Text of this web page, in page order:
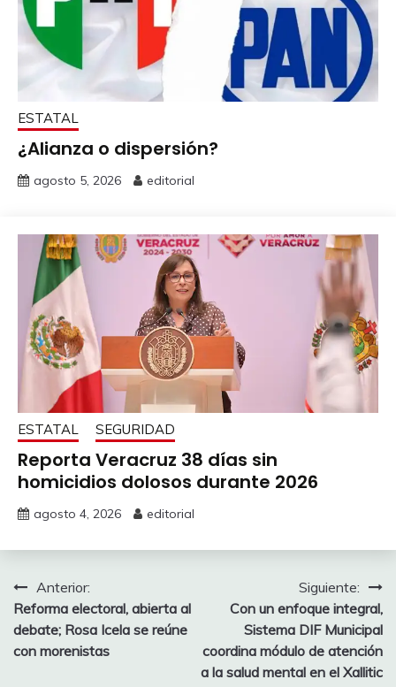
ESTATAL
¿Alianza o dispersión?
agosto 5, 2026 editorial
ESTATAL SEGURIDAD
Reporta Veracruz 38 días sin
homicidios dolosos durante 2026
agosto 4, 2026 editorial
Navegación
de
entradas
Anterior:
Reforma electoral, abierta al
debate; Rosa Icela se reúne
con morenistas
Siguiente:
Con un enfoque integral,
Sistema DIF Municipal
coordina módulo de atención
a la salud mental en el Xallitic